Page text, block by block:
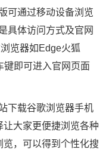
可通过移动设备浏览
具体访问方式及官网
览器如Edge火狐
键即可进入官网页面
下载谷歌浏览器手机
大家更便捷浏览各种
，可以得到个性化搜